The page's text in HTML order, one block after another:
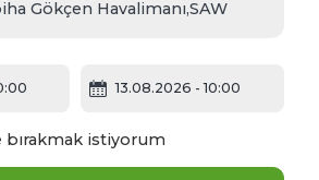
13.08.2026 - 10:00
bırakmak istiyorum